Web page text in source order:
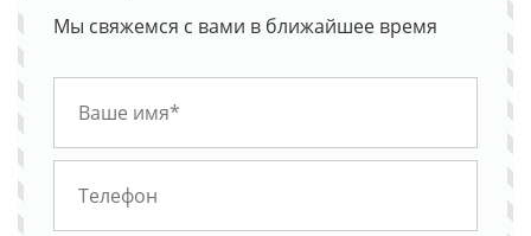
Мы свяжемся с вами в ближайшее время